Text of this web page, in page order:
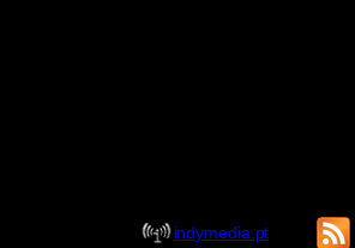
indymedia.pt